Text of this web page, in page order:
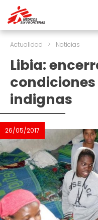
Actualidad > Noticias
Libia:
indignas
26/05/2017